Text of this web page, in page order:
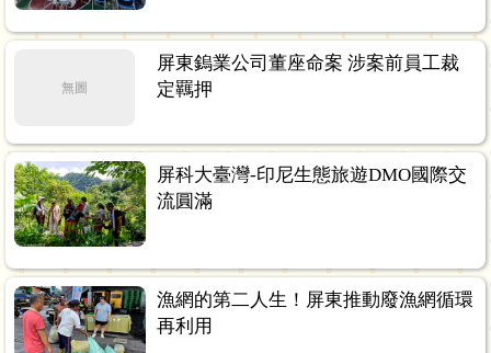
無圖
屏東鎢業公司董座命案 涉案前員工裁
定羈押
屏科大臺灣-印尼生態旅遊DMO國際交
流圓滿
漁網的第二人生！屏東推動廢漁網循環
再利用